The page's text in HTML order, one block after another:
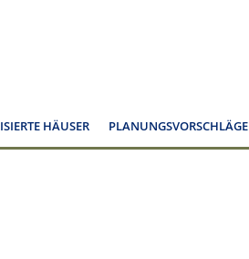
HÄUSER PLANUNGSVORSCHLÄGE